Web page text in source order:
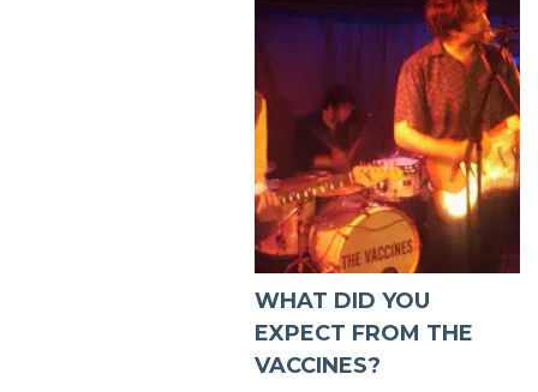
WHAT DID YOU
EXPECT FROM THE
VACCINES?